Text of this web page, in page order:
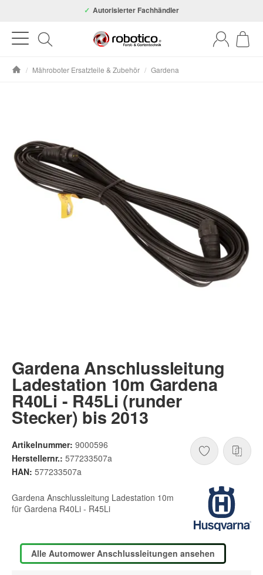
Autorisierter Fachhändler
/ Mähroboter Ersatzteile & Zubehör / Gardena
Gardena Anschlussleitung
Ladestation 10m Gardena
R40Li - R45Li (runder
Stecker) bis 2013
Artikelnummer: 9000596
Herstellernr.: 577233507a
HAN: 577233507a
Gardena Anschlussleitung Ladestation 10m
für Gardena R40Li - R45Li
Alle Automower Anschlussleitungen ansehen